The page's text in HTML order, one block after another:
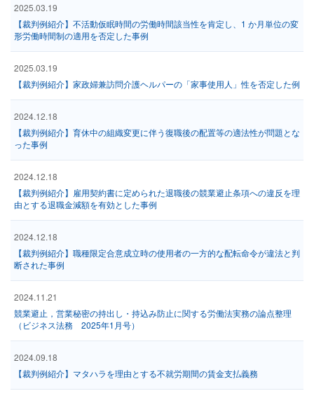
2025.03.19
【裁判例紹介】不活動仮眠時間の労働時間該当性を肯定し、1 か月単位の変
形労働時間制の適用を否定した事例
2025.03.19
【裁判例紹介】家政婦兼訪問介護ヘルパーの「家事使用人」性を否定した例
2024.12.18
【裁判例紹介】育休中の組織変更に伴う復職後の配置等の適法性が問題とな
った事例
2024.12.18
【裁判例紹介】雇用契約書に定められた退職後の競業避止条項への違反を理
由とする退職金減額を有効とした事例
2024.12.18
【裁判例紹介】職種限定合意成立時の使用者の一方的な配転命令が違法と判
断された事例
2024.11.21
競業避止，営業秘密の持出し・持込み防止に関する労働法実務の論点整理
（ビジネス法務 2025年1月号）
2024.09.18
【裁判例紹介】マタハラを理由とする不就労期間の賃金支払義務